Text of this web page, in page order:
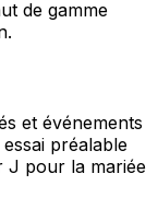
de gamme
et événements
préalable
J pour la mariée